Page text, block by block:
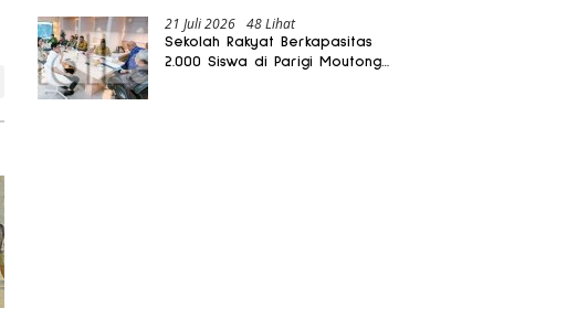
21 Juli 2026 48 Lihat
Sekolah Rakyat Berkapasitas
2.000 Siswa di Parigi Moutong